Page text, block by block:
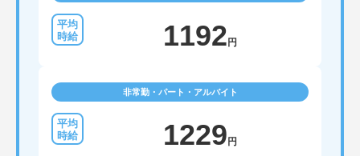
1192円
非常勤・パート・アルバイト
1229円